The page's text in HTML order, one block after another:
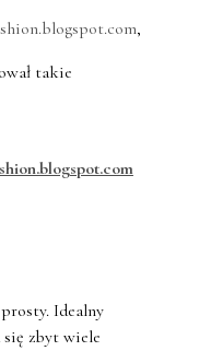
,
takie
Idealny
zbyt wiele